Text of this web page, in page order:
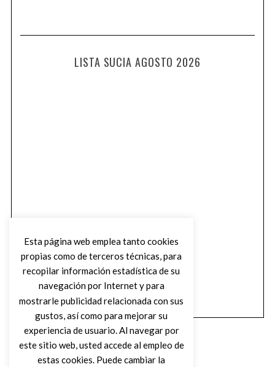
LISTA SUCIA AGOSTO 2026
Esta página web emplea tanto cookies
propias como de terceros técnicas, para
recopilar información estadística de su
navegación por Internet y para
mostrarle publicidad relacionada con sus
gustos, así como para mejorar su
experiencia de usuario. Al navegar por
este sitio web, usted accede al empleo de
estas cookies. Puede cambiar la